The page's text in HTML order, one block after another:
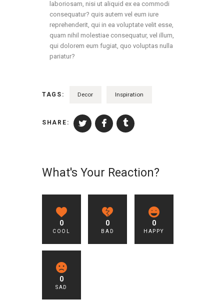
laboriosam, nisi ut aliquid ex ea commodi
consequatur? quis autem vel eum iure
reprehenderit, qui in ea voluptate velit esse,
quam nihil molestiae consequatur, vel illum,
qui dolorem eum fugiat, quo voluptas nulla
pariatur?
TAGS: Decor Inspiration
SHARE:
What's Your Reaction?
0
COOL
0
BAD
0
HAPPY
0
SAD